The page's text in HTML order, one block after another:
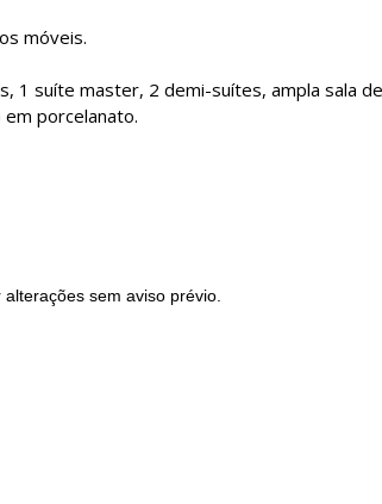
móveis.
1 suíte master, 2 demi-suítes, ampla sala
porcelanato.
sem aviso prévio.